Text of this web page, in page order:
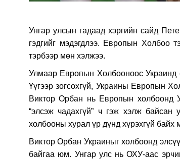
Унгар улсын гадаад хэргийн сайд
гэдгийг мэдэгдлээ. Европын Холбоо
тэрбээр мөн хэлжээ.
Улмаар Европын Холбооноос Украинд
Үүгээр зогсохгүй, Украины Европын
Виктор Орбан нь Европын холбоонд
“элсэж чадахгүй” ч гэж хэлж байсан
холбооны хурал үр дүнд хүрэхгүй
Виктор Орбан Украиныг холбоонд
байгаа юм. Унгар улс нь ОХУ-аас